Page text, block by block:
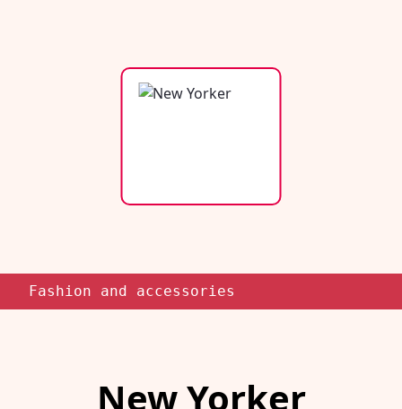
Fashion and accessories
New Yorker